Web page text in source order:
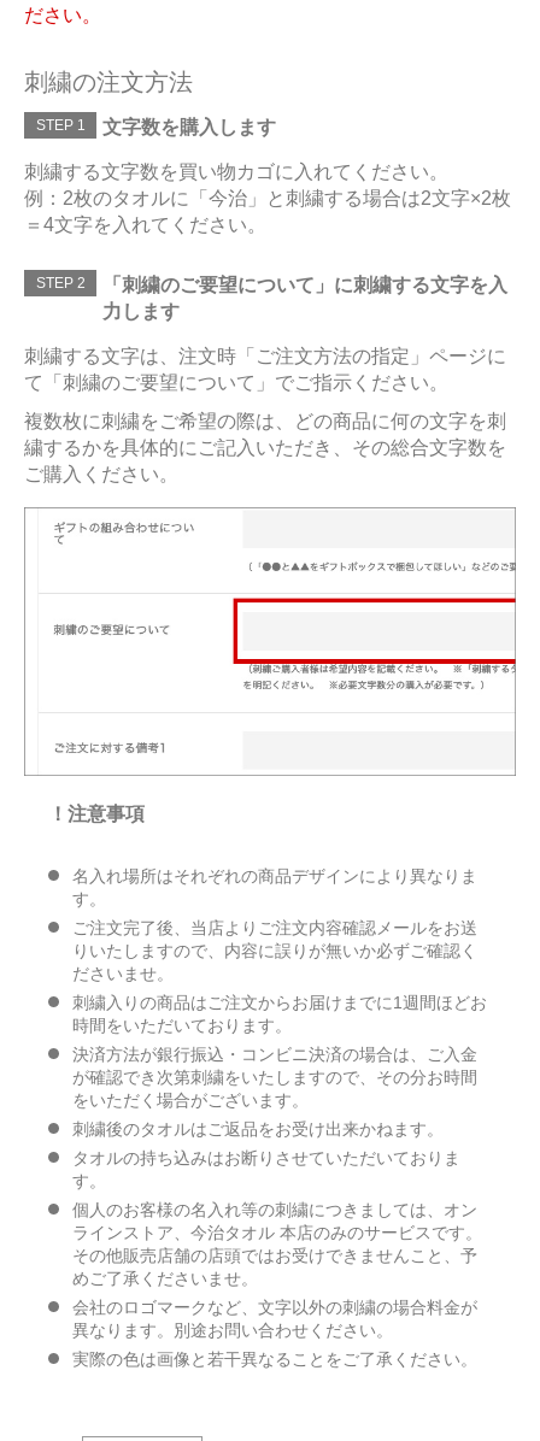
ださい。
刺繍の注文方法
STEP 1 文字数を購入します
刺繍する文字数を買い物カゴに入れてください。
例：2枚のタオルに「今治」と刺繍する場合は2文字×2枚
＝4文字を入れてください。
STEP 2
「刺繍のご要望について」に刺繍する文字を入
力します
刺繍する文字は、注文時「ご注文方法の指定」ページに
て「刺繍のご要望について」でご指示ください。
複数枚に刺繍をご希望の際は、どの商品に何の文字を刺
繍するかを具体的にご記入いただき、その総合文字数を
ご購入ください。
！注意事項
名入れ場所はそれぞれの商品デザインにより異なりま
す。
ご注文完了後、当店よりご注文内容確認メールをお送
りいたしますので、内容に誤りが無いか必ずご確認く
ださいませ。
刺繍入りの商品はご注文からお届けまでに1週間ほどお
時間をいただいております。
決済方法が銀行振込・コンビニ決済の場合は、ご入金
が確認でき次第刺繍をいたしますので、その分お時間
をいただく場合がございます。
刺繍後のタオルはご返品をお受け出来かねます。
タオルの持ち込みはお断りさせていただいておりま
す。
個人のお客様の名入れ等の刺繍につきましては、オン
ラインストア、今治タオル 本店のみのサービスです。
その他販売店舗の店頭ではお受けできませんこと、予
めご了承くださいませ。
会社のロゴマークなど、文字以外の刺繍の場合料金が
異なります。別途お問い合わせください。
実際の色は画像と若干異なることをご了承ください。